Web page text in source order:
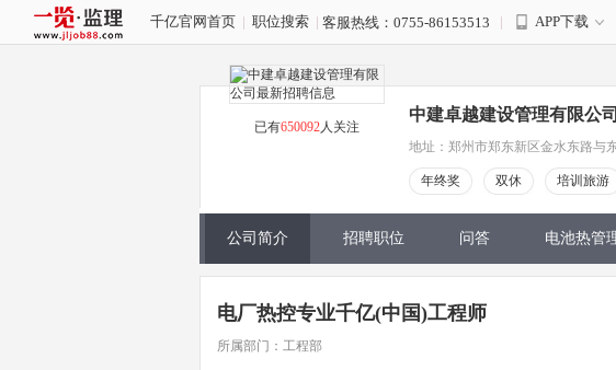
千亿官网首页 | 职位搜索 | 客服热线：0755-86153513 | APP下载
已有650092人关注
中建卓越建设管理有限公司
地址：郑州市郑东新区金水东路与
年终奖 双休 培训旅游
公司简介 招聘职位 问答 电池热管
电厂热控专业千亿(中国)工程师
所属部门：工程部